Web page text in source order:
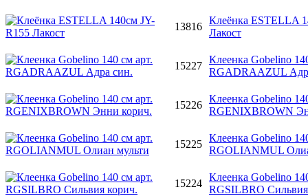
13816
Клеёнка ESTELLA
Лакост
15227
Клеенка Gobelino
RGADRAAZUL
15226
Клеенка Gobelino
RGENIXBROWN
15225
Клеенка Gobelino
RGOLIANMUL
15224
Клеенка Gobelino
RGSILBRO